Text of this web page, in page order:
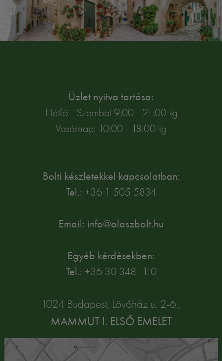
Üzlet nyitva tartása:
Hétfő - Szombat 9:00 - 21:00-ig
Vasárnap: 10:00 - 18:00-ig
Bolti készletekkel kapcsolatban:
Tel.: +36 1 505 5834
Email: info@olaszbolt.hu
Egyéb kérdésekben:
Tel.: +36 30 348 1110
1024 Budapest, Lövőház u. 2-6.,
MAMMUT I. ELSŐ EMELET